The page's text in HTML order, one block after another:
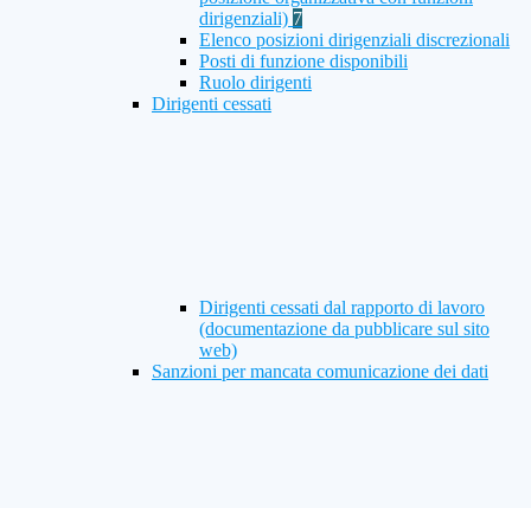
dirigenziali) 7
Elenco posizioni dirigenziali discrezionali
Posti di funzione disponibili
Ruolo dirigenti
Dirigenti cessati
Dirigenti cessati dal rapporto di lavoro
(documentazione da pubblicare sul sito
web)
Sanzioni per mancata comunicazione dei dati